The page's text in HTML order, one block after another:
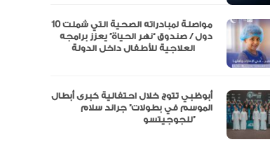
مواصلة لمبادراته الصحية التي شملت 10
دول / صندوق “نهر الحياة” يعزز برامجه
أبوظبي تتوج خلال احتفالية كبرى أبطال
الموسم في بطولات” جراند سلام
للجوجيتسو”